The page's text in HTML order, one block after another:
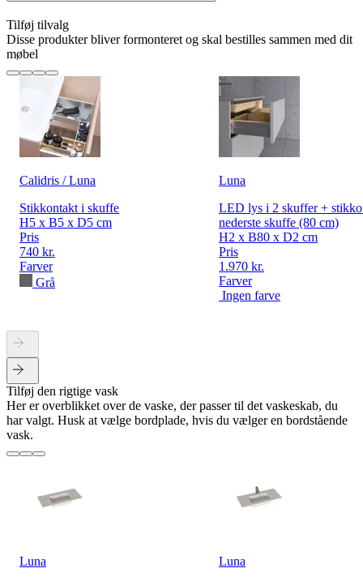
Tilføj tilvalg
Disse produkter bliver formonteret og skal bestilles sammen med dit
møbel
Calidris / Luna
Stikkontakt i skuffe
H5 x B5 x D5 cm
Pris
740 kr.
Farver
Grå
Luna
LED lys i 2 skuffer +
nederste skuffe (80 cm)
H2 x B80 x D2 cm
Pris
1.970 kr.
Farver
Ingen farve
Tilføj den rigtige vask
Her er overblikket over de vaske, der passer til det vaskeskab, du
har valgt. Husk at vælge bordplade, hvis du vælger en bordstående
vask.
Luna
Luna